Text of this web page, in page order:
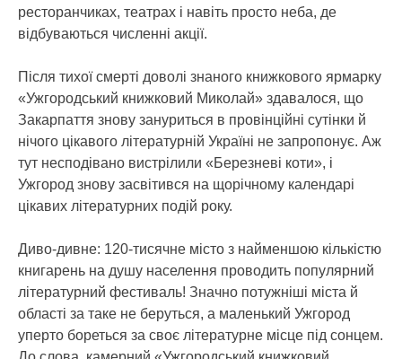
ресторанчиках, театрах і навіть просто неба, де
відбуваються численні акції.
Після тихої смерті доволі знаного книжкового ярмарку
«Ужгородський книжковий Миколай» здавалося, що
Закарпаття знову зануриться в провінційні сутінки й
нічого цікавого літературній Україні не запропонує. Аж
тут несподівано вистрілили «Березневі коти», і
Ужгород знову засвітився на щорічному календарі
цікавих літературних подій року.
Диво-дивне: 120-тисячне місто з найменшою кількістю
книгарень на душу населення проводить популярний
літературний фестиваль! Значно потужніші міста й
області за таке не беруться, а маленький Ужгород
уперто бореться за своє літературне місце під сонцем.